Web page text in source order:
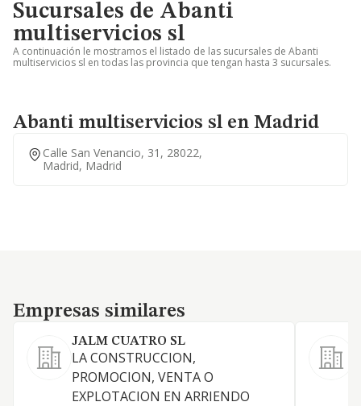
Sucursales de Abanti
multiservicios sl
A continuación le mostramos el listado de las sucursales de Abanti
multiservicios sl en todas las provincia que tengan hasta 3 sucursales.
Abanti multiservicios sl en Madrid
Calle San Venancio, 31, 28022,
Madrid, Madrid
Empresas similares
Empresas similares
JALM CUATRO SL
LA CONSTRUCCION,
PROMOCION, VENTA O
EXPLOTACION EN ARRIENDO